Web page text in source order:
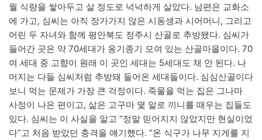
월 식량을 쌓아두고 살 정도로 넉넉하게 살았다. 남편은 교화소
에 가고, 심씨는 아직 장가가지 않은 시동생과 시어머니, 그리고
어린 두 자녀와 함께 평안북도 정주시 산골로 추방됐다. 심씨가
들어간 곳은 약 70세대가 옹기종기 모여 있는 산골마을이다. 70
여 세대 중 고향이 원래 이 곳인 세대는 5세대도 채 안 된다. 나
머지는 다들 심씨처럼 추방돼 들어온 세대들이다. 심심산골이다
보니 먹는 문제가 가장 큰 걱정이다. 죽물을 먹는 집은 그나마
사정이 나은 편이고, 삶은 고구마 몇 알로 끼니를 때우는 집들도
있다. 심씨는 이 사실을 알고 “정말 믿어지지 않았지만 현실이었
다”고 처음 받았던 충격을 얘기했다. “온 식구가 나무 지게를 지